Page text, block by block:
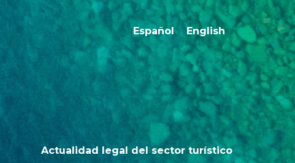
Español English
Actualidad legal del sector turístico